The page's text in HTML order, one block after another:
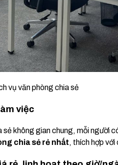
vụ văn phòng chia sẻ
việc
sẻ không gian chung, mỗi người
chia sẻ rẻ nhất, thích hợp với